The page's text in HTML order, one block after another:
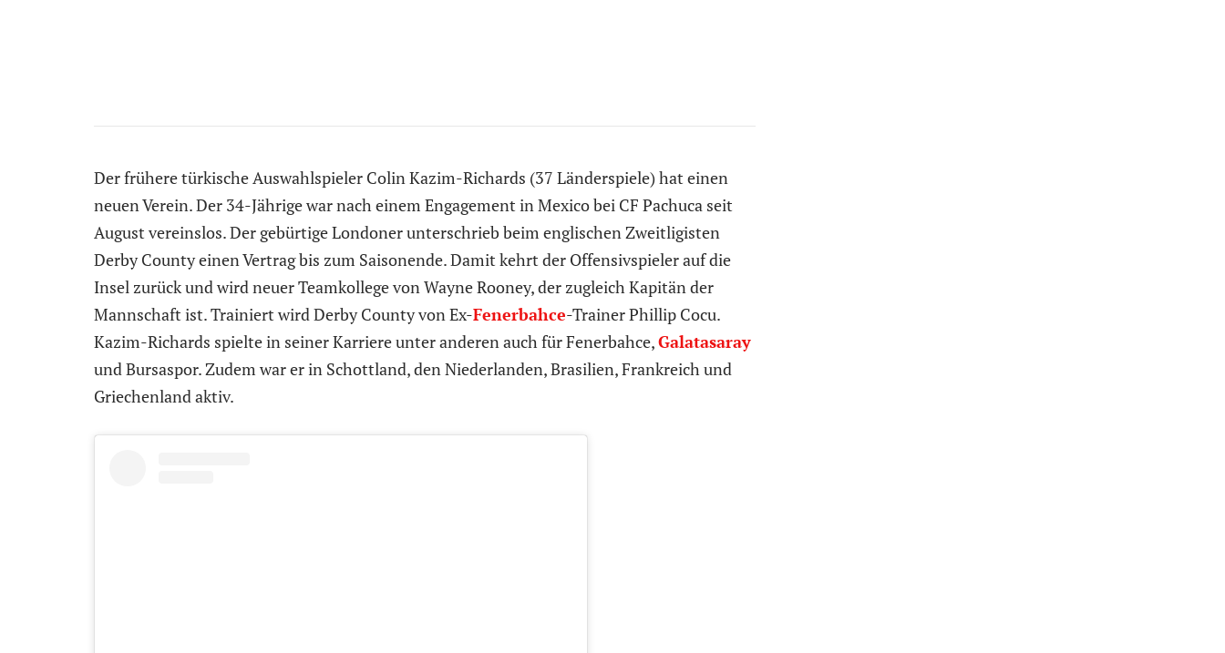
Der frühere türkische Auswahlspieler Colin Kazim-Richards (37 Länderspiele) hat einen
neuen Verein. Der 34-Jährige war nach einem Engagement in Mexico bei CF Pachuca seit
August vereinslos. Der gebürtige Londoner unterschrieb beim englischen Zweitligisten
Derby County einen Vertrag bis zum Saisonende. Damit kehrt der Offensivspieler auf die
Insel zurück und wird neuer Teamkollege von Wayne Rooney, der zugleich Kapitän der
Mannschaft ist. Trainiert wird Derby County von Ex-Fenerbahce-Trainer Phillip Cocu.
Kazim-Richards spielte in seiner Karriere unter anderen auch für Fenerbahce,Galatasaray
und Bursaspor. Zudem war er in Schottland, den Niederlanden, Brasilien, Frankreich und
Griechenland aktiv.